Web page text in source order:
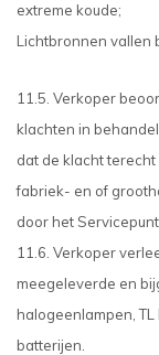
extreme koude;
Lichtbronnen vallen
11.5. Verkoper
klachten in
dat de klacht
fabriek- en of
door het
11.6. Verkoper
meegeleverde en
halogeenlampen,
batterijen.